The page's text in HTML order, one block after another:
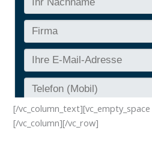
[/
[/vc_column][/vc_row]